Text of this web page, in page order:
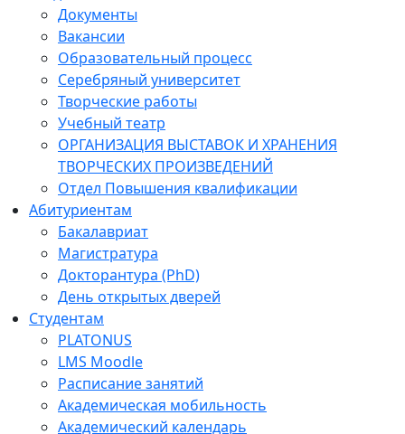
Документы
Вакансии
Образовательный процесс
Серебряный университет
Творческие работы
Учебный театр
ОРГАНИЗАЦИЯ ВЫСТАВОК И ХРАНЕНИЯ
ТВОРЧЕСКИХ ПРОИЗВЕДЕНИЙ
Отдел Повышения квалификации
Абитуриентам
Бакалавриат
Магистратура
Докторантура (PhD)
День открытых дверей
Студентам
PLATONUS
LMS Moodle
Расписание занятий
Академическая мобильность
Академический календарь